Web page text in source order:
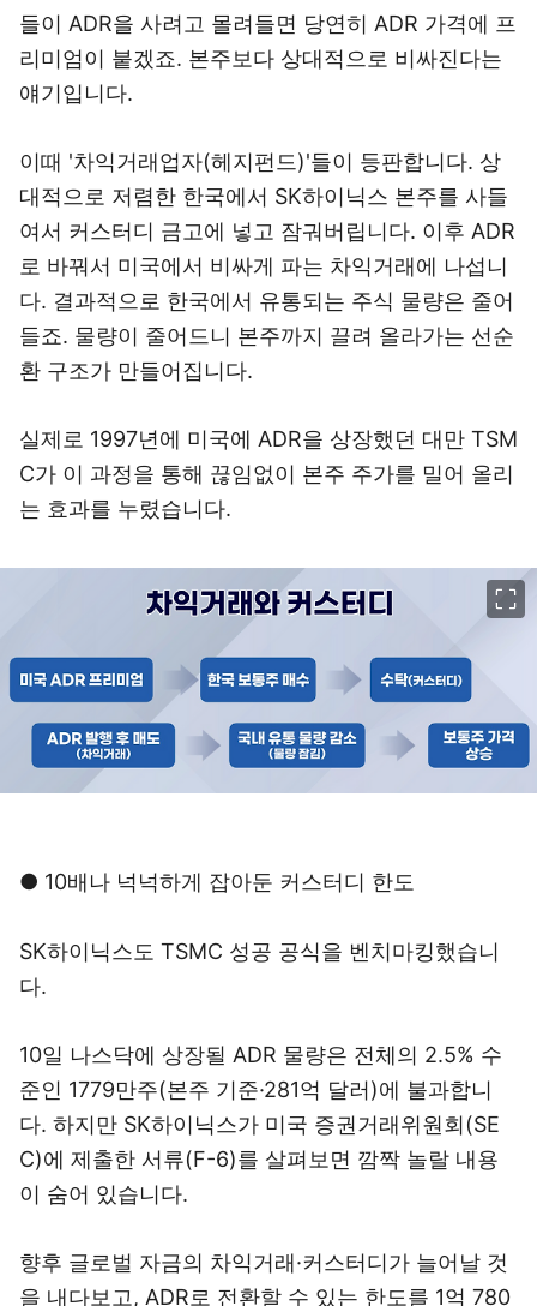
들이 ADR을 사려고 몰려들면 당연히 ADR 가격에 프
리미엄이 붙겠죠. 본주보다 상대적으로 비싸진다는
얘기입니다.
이때 '차익거래업자(헤지펀드)'들이 등판합니다. 상
대적으로 저렴한 한국에서 SK하이닉스 본주를 사들
여서 커스터디 금고에 넣고 잠궈버립니다. 이후 ADR
로 바꿔서 미국에서 비싸게 파는 차익거래에 나섭니
다. 결과적으로 한국에서 유통되는 주식 물량은 줄어
들죠. 물량이 줄어드니 본주까지 끌려 올라가는 선순
환 구조가 만들어집니다.
실제로 1997년에 미국에 ADR을 상장했던 대만 TSM
C가 이 과정을 통해 끊임없이 본주 주가를 밀어 올리
는 효과를 누렸습니다.
● 10배나 넉넉하게 잡아둔 커스터디 한도
SK하이닉스도 TSMC 성공 공식을 벤치마킹했습니
다.
10일 나스닥에 상장될 ADR 물량은 전체의 2.5% 수
준인 1779만주(본주 기준·281억 달러)에 불과합니
다. 하지만 SK하이닉스가 미국 증권거래위원회(SE
C)에 제출한 서류(F-6)를 살펴보면 깜짝 놀랄 내용
이 숨어 있습니다.
향후 글로벌 자금의 차익거래·커스터디가 늘어날 것
을 내다보고, ADR로 전환할 수 있는 한도를 1억 780